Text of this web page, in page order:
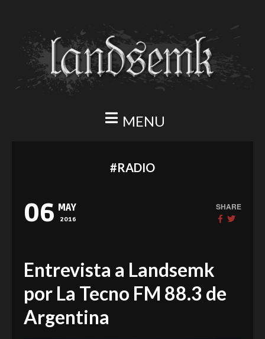
MENU
#RADIO
06 MAY
2016
SHARE
Entrevista a Landsemk
por La Tecno FM 88.3 de
Argentina